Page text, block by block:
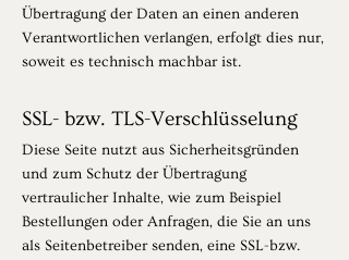
Übertragung der Daten an einen anderen
Verantwortlichen verlangen, erfolgt dies nur,
soweit es technisch machbar ist.
SSL- bzw. TLS-Verschlüsselung
Diese Seite nutzt aus Sicherheitsgründen
und zum Schutz der Übertragung
vertraulicher Inhalte, wie zum Beispiel
Bestellungen oder Anfragen, die Sie an uns
als Seitenbetreiber senden, eine SSL-bzw.